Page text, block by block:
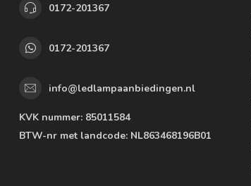
0172-201367
0172-201367
info@ledlampaanbiedingen.nl
KVK nummer: 85011584
BTW-nr met landcode: NL863468196B01